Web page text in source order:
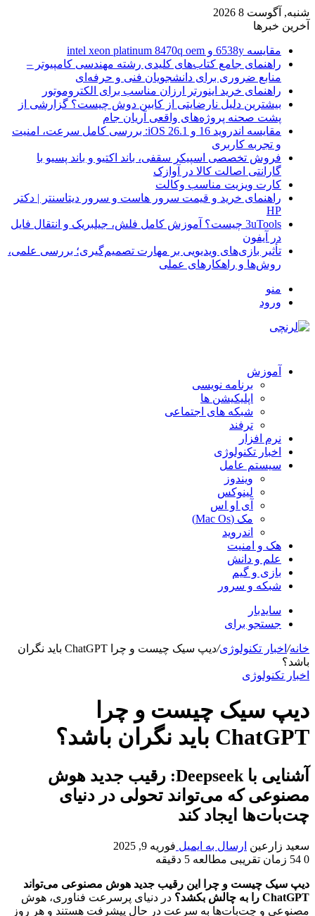
شنبه, آگوست 8 2026
آخرین خبرها
مقایسه 6538y و intel xeon platinum 8470q oem
راهنمای جامع کتاب‌های کلیدی رشته مهندسی کامپیوتر –
منابع ضروری برای دانشجویان فنی و حرفه‌ای
راهنمای خرید اینورتر ارزان مناسب برای الکتروموتور
بیشترین دلیل نارضایتی از کابین دوش چیست؟ گزارشی از
پشت صحنه پروژه‌های واقعی آریان جام
مقایسه اندروید 16 و iOS 26.1: بررسی کامل سرعت، امنیت
و تجربه کاربری
فروش تخصصی اسپیکر سقفی، باند اکتیو و باند پسیو با
گارانتی اصالت کالا در آوازک
کارت ویزیت مناسب وکالت
راهنمای خرید و قیمت سرور هاست و سرور دیتاسنتر | دکتر
HP
3uTools چیست؟ آموزش کامل فلش، جیلبریک و انتقال فایل
در آیفون
تأثیر بازی‌های ویدیویی بر مهارت تصمیم‌گیری؛ بررسی علمی،
روش‌ها و راهکارهای عملی
منو
ورود
آموزش
برنامه نویسی
اپلیکیشن ها
شبکه های اجتماعی
ترفند
نرم افزار
اخبار تکنولوژی
سیستم عامل
ویندوز
لینوکس
آی او اس
مک (Mac Os)
اندروید
هک و امنیت
علم و دانش
بازی و گیم
شبکه و سرور
سایدبار
جستجو برای
خانه/ اخبار تکنولوژی/
دیپ سیک چیست و چرا ChatGPT باید نگران
باشد؟
اخبار تکنولوژی
دیپ سیک چیست و چرا
ChatGPT باید نگران باشد؟
آشنایی با Deepseek: رقیب جدید هوش
مصنوعی که می‌تواند تحولی در دنیای
چت‌بات‌ها ایجاد کند
سعید زارعین ارسال به ایمیل فوریه 9, 2025
0
زمان تقریبی مطالعه 5 دقیقه
دیپ سیک چیست و چرا این رقیب جدید هوش مصنوعی می‌تواند
ChatGPT را به چالش بکشد؟
در دنیای پرسرعت فناوری، هوش
مصنوعی و چت‌بات‌ها به سرعت در حال پیشرفت هستند و هر روز